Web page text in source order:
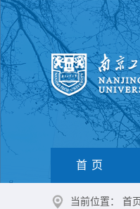
首 页
当前位置： 首